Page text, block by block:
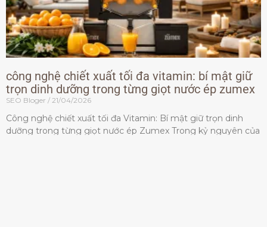
công nghệ chiết xuất tối đa vitamin: bí mật giữ
trọn dinh dưỡng trong từng giọt nước ép zumex
SEO Bloger 21/04/2026
Công nghệ chiết xuất tối đa Vitamin: Bí mật giữ trọn dinh
dưỡng trong từng giọt nước ép Zumex Trong kỷ nguyên của